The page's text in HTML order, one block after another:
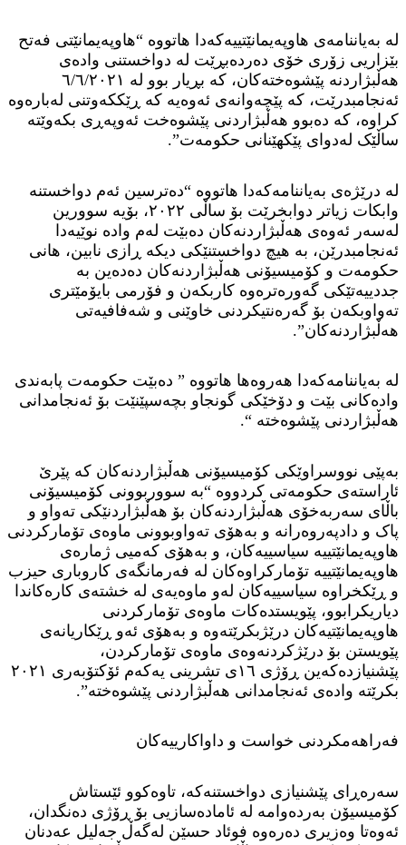
لە بەیاننامەی هاوپەیمانێتییەکەدا هاتووە “هاوپەیمانێتی فەتح
بێزاریی زۆری خۆی دەردەبڕێت لە دواخستنی وادەی
هەڵبژاردنە پێشوەختەکان، کە بڕیار بوو لە ٦/٦/٢٠٢١
ئەنجامبدرێت، کە پێچەوانەی ئەوەیە کە ڕێککەوتنی لەبارەوە
کراوە، کە دەبوو هەڵبژاردنی پێشوەخت ئەوپەڕی بکەوێتە
ساڵێک لەدوای پێکهێنانی حکومەت”.
لە درێژەی بەیاننامەکەدا هاتووە “دەترسین ئەم دواخستنە
وابکات زیاتر دوابخرێت بۆ ساڵی ٢٠٢٢، بۆیە سوورین
لەسەر ئەوەی هەڵبژاردنەکان دەبێت لەم وادە نوێیەدا
ئەنجامبدرێن، بە هیچ دواخستنێکی دیکە ڕازی نابین، هانی
حکومەت و کۆمیسیۆنی هەڵبژاردنەکان دەدەین بە
جددییەتێکی گەورەترەوە کاربکەن و فۆرمی بایۆمێتری
تەواوبکەن بۆ گەرەنتیکردنی خاوێنی و شەفافیەتی
هەڵبژاردنەکان”.
لە بەیاننامەکەدا هەروەها هاتووە ” دەبێت حکومەت پابەندی
وادەکانی بێت و دۆخێکی گونجاو بچەسپێنێت بۆ ئەنجامدانی
هەڵبژاردنی پێشوەختە “.
بەپێی نووسراوێکی کۆمیسیۆنی هەڵبژاردنەکان کە پێرێ
ئاراستەی حکومەتی کردووە “بە سووربوونی کۆمیسیۆنی
باڵای سەربەخۆی هەڵبژاردنەکان بۆ هەڵبژاردنێکی تەواو و
پاک و دادپەروەرانە و بەهۆی تەواوبوونی ماوەی تۆمارکردنی
هاوپەیمانێتییە سیاسییەکان، و بەهۆی کەمیی ژمارەی
هاوپەیمانێتییە تۆمارکراوەکان لە فەرمانگەی کاروباری حیزب
و ڕێکخراوە سیاسییەکان لەو ماوەیەی لە خشتەی کارەکاندا
دیاریکرابوو، پێویستدەکات ماوەی تۆمارکردنی
هاوپەیمانێتیەکان درێژبکرێتەوە و بەهۆی ئەو ڕێکاریانەی
پێویستن بۆ درێژکردنەوەی ماوەی تۆمارکردن،
پێشنیازدەکەین ڕۆژی ١٦ی تشرینی یەکەم ئۆکتۆبەری ٢٠٢١
بکرێتە وادەی ئەنجامدانی هەڵبژاردنی پێشوەختە”.
فەراهەمکردنی خواست و داواکارییەکان
سەرەڕای پێشنیازی دواخستنەکە، تاوەکوو ئێستاش
کۆمیسیۆن بەردەوامە لە ئامادەسازیی بۆ ڕۆژی دەنگدان،
ئەوەتا وەزیری دەرەوە فوئاد حسێن لەگەڵ جەلیل عەدنان